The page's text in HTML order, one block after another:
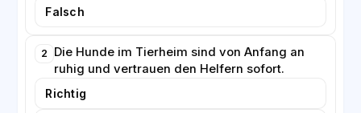
ein gutes Zuhause findet. Ich empfehle jedem, der
Man bekommt dort viel mehr zurück, als man gibt.
Falsch
2
Die Hunde im Tierheim sind von Anfang an
ruhig und vertrauen den Helfern sofort.
Richtig